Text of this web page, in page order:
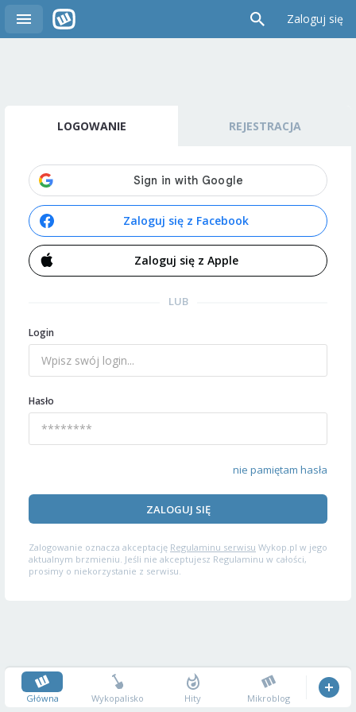
Zaloguj się
LOGOWANIE REJESTRACJA
Zaloguj się z Facebook
Zaloguj się z Apple
LUB
Login
Hasło
nie pamiętam hasła
ZALOGUJ SIĘ
Zalogowanie oznacza akceptację Regulaminu serwisu Wykop.pl w jego
aktualnym brzmieniu. Jeśli nie akceptujesz Regulaminu w całości,
prosimy o niekorzystanie z serwisu.
Główna Wykopalisko Hity Mikroblog